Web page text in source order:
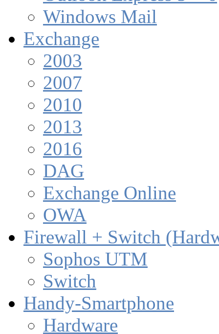
Windows Mail
Exchange
2003
2007
2010
2013
2016
DAG
Exchange Online
OWA
Firewall + Switch
Sophos UTM
Switch
Handy-Smartphone
Hardware